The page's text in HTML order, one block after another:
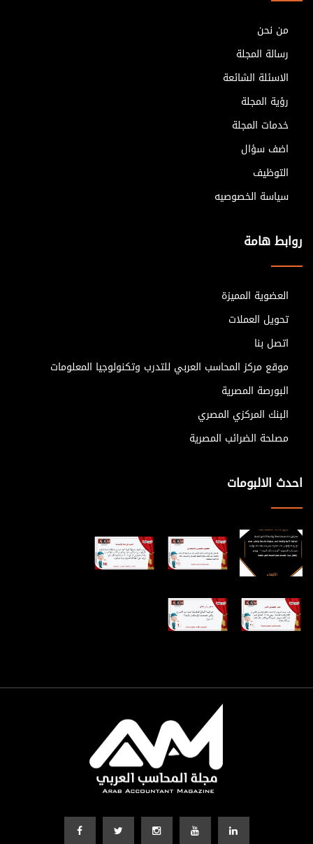
من نحن
رسالة المجلة
الاسئلة الشائعة
رؤية المجلة
خدمات المجلة
اضف سؤال
التوظيف
سياسة الخصوصيه
روابط هامة
العضوية المميزة
تحويل العملات
اتصل بنا
موقع مركز المحاسب العربي للتدرب وتكنولوجيا المعلومات
البورصة المصرية
البنك المركزي المصري
مصلحة الضرائب المصرية
احدث الالبومات